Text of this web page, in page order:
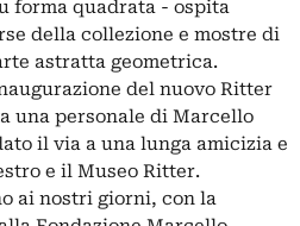
forma quadrata - ospita
della collezione e mostre di
astratta geometrica.
del nuovo Ritter
una personale di Marcello
il via a una lunga amicizia e
e il Museo Ritter.
ai nostri giorni, con la